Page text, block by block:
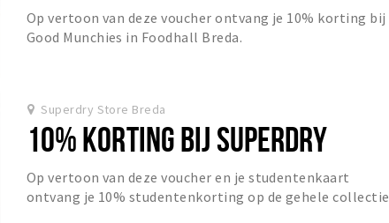
Op vertoon van deze voucher ontvang je 10% korting bij
Good Munchies in Foodhall Breda.
Superdry Store Breda
10% KORTING BIJ SUPERDRY
Op vertoon van deze voucher en je studentenkaart
ontvang je 10% studentenkorting op de gehele collectie